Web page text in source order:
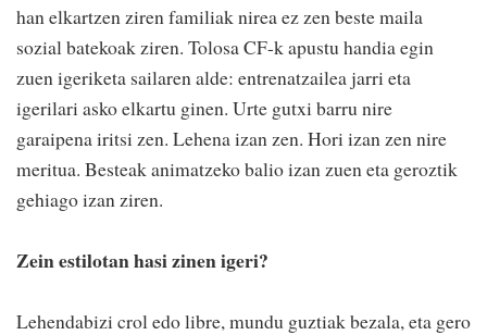
han elkartzen ziren familiak nirea ez zen beste maila
sozial batekoak ziren. Tolosa CF-k apustu handia egin
zuen igeriketa sailaren alde: entrenatzailea jarri eta
igerilari asko elkartu ginen. Urte gutxi barru nire
garaipena iritsi zen. Lehena izan zen. Hori izan zen nire
meritua. Besteak animatzeko balio izan zuen eta geroztik
gehiago izan ziren.
Zein estilotan hasi zinen igeri?
Lehendabizi crol edo libre, mundu guztiak bezala, eta gero